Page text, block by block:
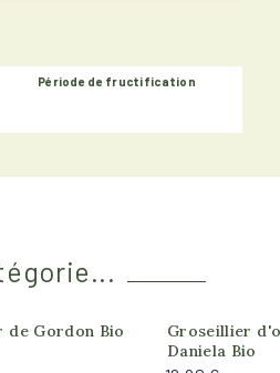
Période de fructification
indisponible
de Gordon Bio
Groseillier
Daniela Bio